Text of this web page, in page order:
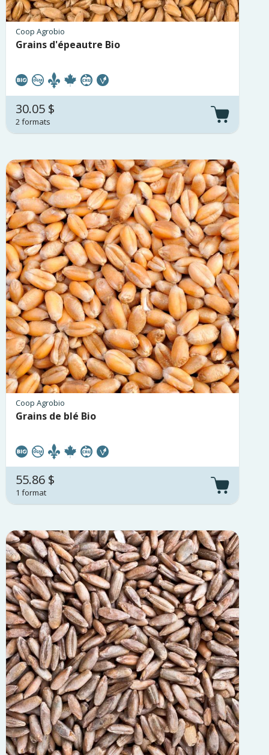
Coop Agrobio
Grains d'épeautre Bio
30.05 $
2 formats
Coop Agrobio
Grains de blé Bio
55.86 $
1 format